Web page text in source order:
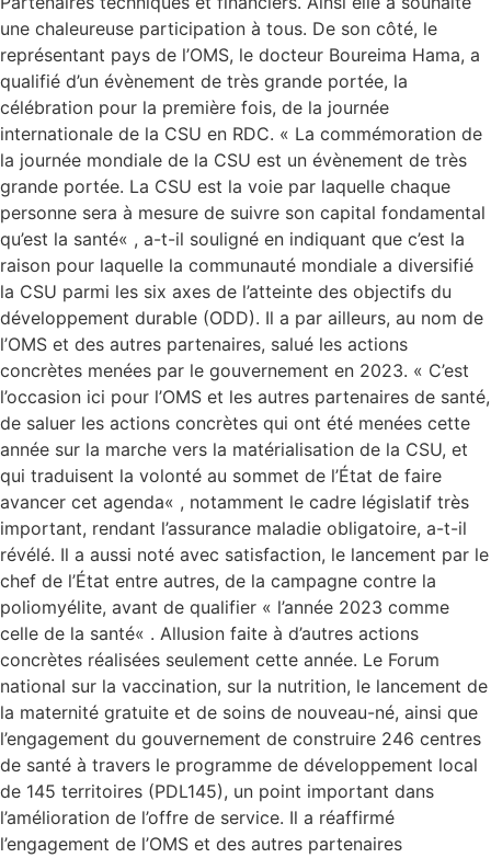
une chaleureuse participation à tous. De son côté, le
représentant pays de l’OMS, le docteur Boureima Hama, a
qualifié d’un évènement de très grande portée, la
célébration pour la première fois, de la journée
internationale de la CSU en RDC. « La commémoration de
la journée mondiale de la CSU est un évènement de très
grande portée. La CSU est la voie par laquelle chaque
personne sera à mesure de suivre son capital fondamental
qu’est la santé« , a-t-il souligné en indiquant que c’est la
raison pour laquelle la communauté mondiale a diversifié
la CSU parmi les six axes de l’atteinte des objectifs du
développement durable (ODD). Il a par ailleurs, au nom de
l’OMS et des autres partenaires, salué les actions
concrètes menées par le gouvernement en 2023. « C’est
l’occasion ici pour l’OMS et les autres partenaires de santé,
de saluer les actions concrètes qui ont été menées cette
année sur la marche vers la matérialisation de la CSU, et
qui traduisent la volonté au sommet de l’État de faire
avancer cet agenda« , notamment le cadre législatif très
important, rendant l’assurance maladie obligatoire, a-t-il
révélé. Il a aussi noté avec satisfaction, le lancement par le
chef de l’État entre autres, de la campagne contre la
poliomyélite, avant de qualifier « l’année 2023 comme
celle de la santé« . Allusion faite à d’autres actions
concrètes réalisées seulement cette année. Le Forum
national sur la vaccination, sur la nutrition, le lancement de
la maternité gratuite et de soins de nouveau-né, ainsi que
l’engagement du gouvernement de construire 246 centres
de santé à travers le programme de développement local
de 145 territoires (PDL145), un point important dans
l’amélioration de l’offre de service. Il a réaffirmé
l’engagement de l’OMS et des autres partenaires